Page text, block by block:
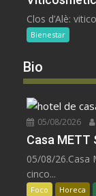
Clos d’Alè:
Bienestar
Bio
05/08/2026
Casa
05/08/26.Casa
cinco...
Foco Horeca